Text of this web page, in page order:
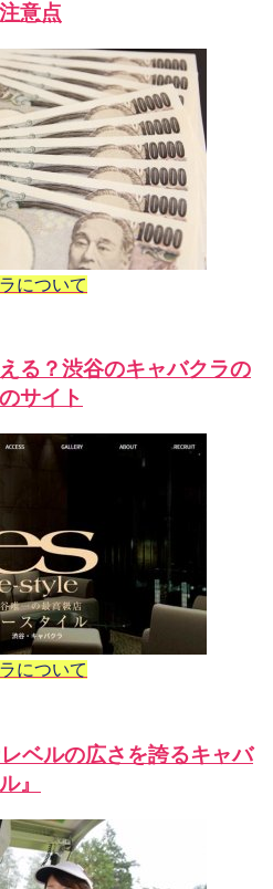
意点
について
る？渋谷のキャバクラの
サイト
について
ベルの広さを誇るキャバ
』